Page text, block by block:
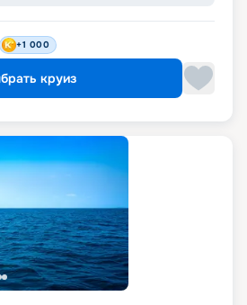
+1 000
круиз